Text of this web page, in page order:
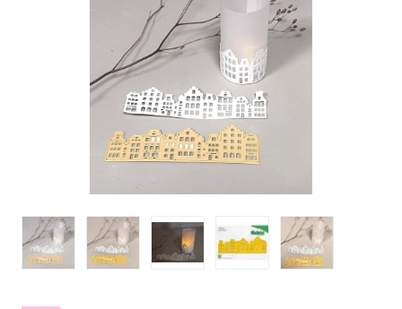
Stempelkissen
Embossing Pulver WOW
Kartendeko Embellishments